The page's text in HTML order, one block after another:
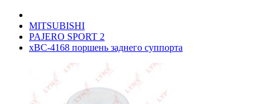
MITSUBISHI
PAJERO SPORT 2
xBC-4168 поршень заднего суппорта